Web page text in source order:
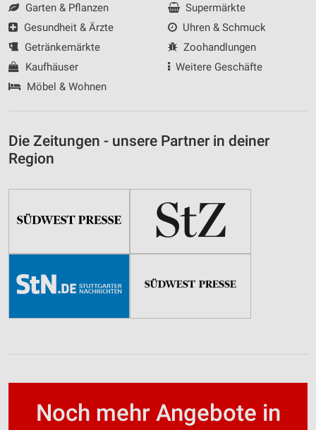
Garten & Pflanzen
Gesundheit & Ärzte
Getränkemärkte
Kaufhäuser
Möbel & Wohnen
Supermärkte
Uhren & Schmuck
Zoohandlungen
Weitere Geschäfte
Die Zeitungen - unsere Partner in deiner
Region
Noch mehr Angebote in